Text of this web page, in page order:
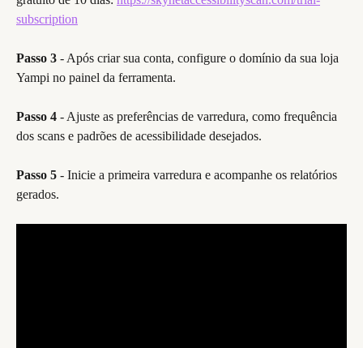
subscription
Passo 3 - Após criar sua conta, configure o domínio da sua loja
Yampi no painel da ferramenta.
Passo 4 - Ajuste as preferências de varredura, como frequência
dos scans e padrões de acessibilidade desejados.
Passo 5 - Inicie a primeira varredura e acompanhe os relatórios
gerados.